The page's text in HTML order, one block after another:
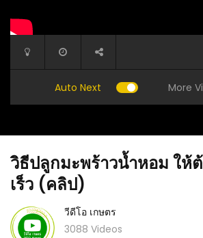
Auto Next More
วิธีปลูกมะพร้าวน้ำหอม ให้
เร็ว (คลิป)
วีดีโอ เกษตร
3088 Videos